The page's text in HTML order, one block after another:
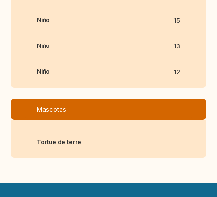
Niño 15
Niño 13
Niño 12
Mascotas
Tortue de terre